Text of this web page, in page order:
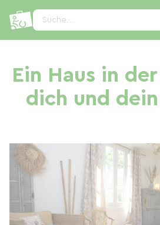
Suche...
Ein Haus in
dich und dein
Cookie-Einstellungen